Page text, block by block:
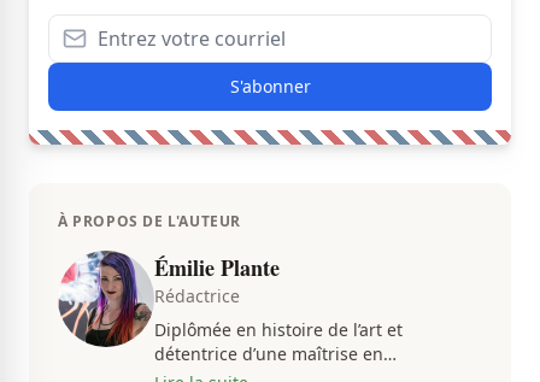
S'abonner
À PROPOS DE L'AUTEUR
Émilie Plante
Rédactrice
Diplômée en histoire de l’art et
détentrice d’une maîtrise en